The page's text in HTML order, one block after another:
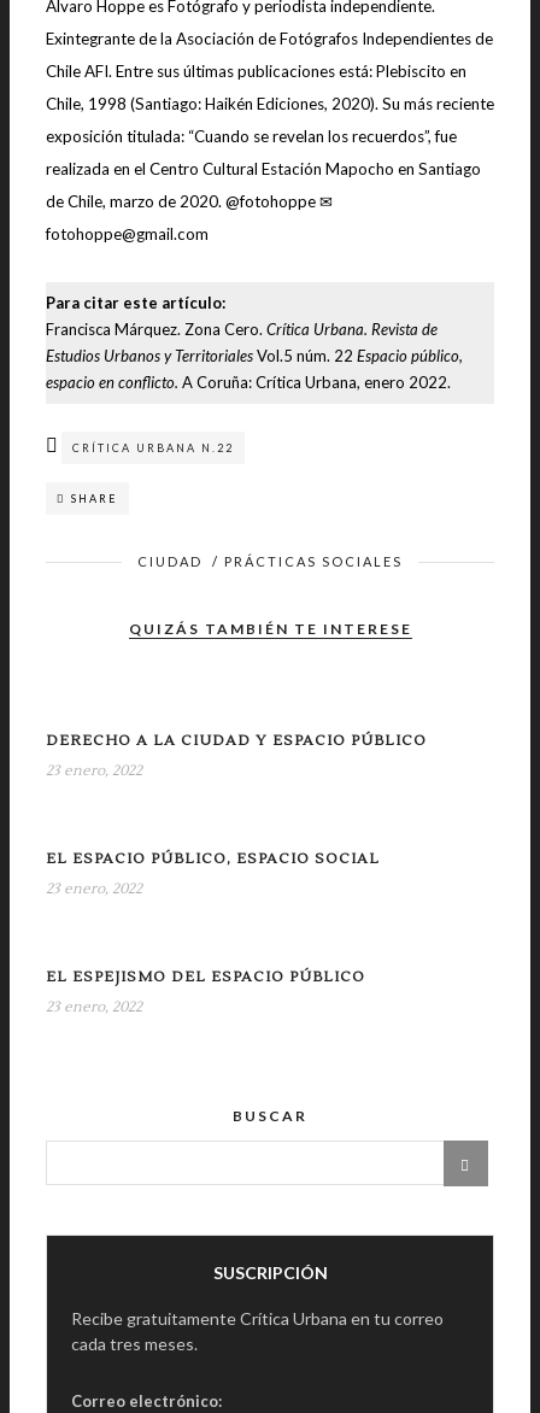
Álvaro Hoppe es Fotógrafo y periodista independiente.
Exintegrante de la Asociación de Fotógrafos Independientes de
Chile AFI. Entre sus últimas publicaciones está: Plebiscito en
Chile, 1998 (Santiago: Haikén Ediciones, 2020). Su más reciente
exposición titulada: “Cuando se revelan los recuerdos”, fue
realizada en el Centro Cultural Estación Mapocho en Santiago
de Chile, marzo de 2020. @fotohoppe ✉
fotohoppe@gmail.com
Para citar este artículo:
Francisca Márquez. Zona Cero. Crítica Urbana. Revista de
Estudios Urbanos y TerritorialesVol.5 núm. 22 Espacio público,
espacio en conflicto. A Coruña: Crítica Urbana, enero 2022.
CRÍTICA URBANA N.22
SHARE
CIUDAD / PRÁCTICAS SOCIALES
QUIZÁS TAMBIÉN TE INTERESE
DERECHO A LA CIUDAD Y ESPACIO PÚBLICO
23 enero, 2022
EL ESPACIO PÚBLICO, ESPACIO SOCIAL
23 enero, 2022
EL ESPEJISMO DEL ESPACIO PÚBLICO
23 enero, 2022
BUSCAR
SUSCRIPCIÓN
Recibe gratuitamente Crítica Urbana en tu correo
cada tres meses.
Correo electrónico: